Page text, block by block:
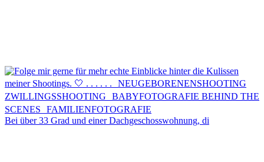
Bei über 33 Grad und einer Dachgeschosswohnung, di